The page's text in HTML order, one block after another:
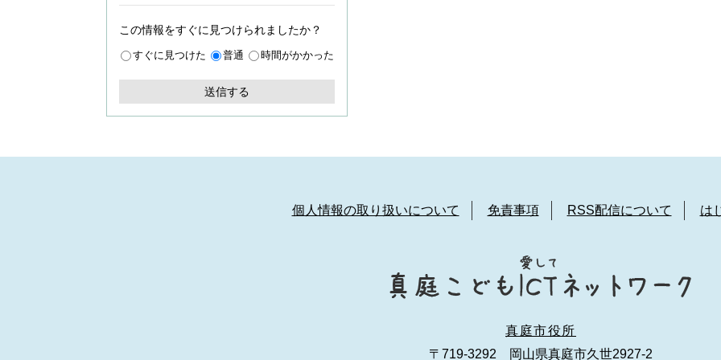
この情報をすぐに見つけられましたか？
すぐに見つけた 普通 時間がかかった
個人情報の取り扱いについて 免責事項 RSS配信について は
真庭市役所
〒719-3292 岡山県真庭市久世2927-2